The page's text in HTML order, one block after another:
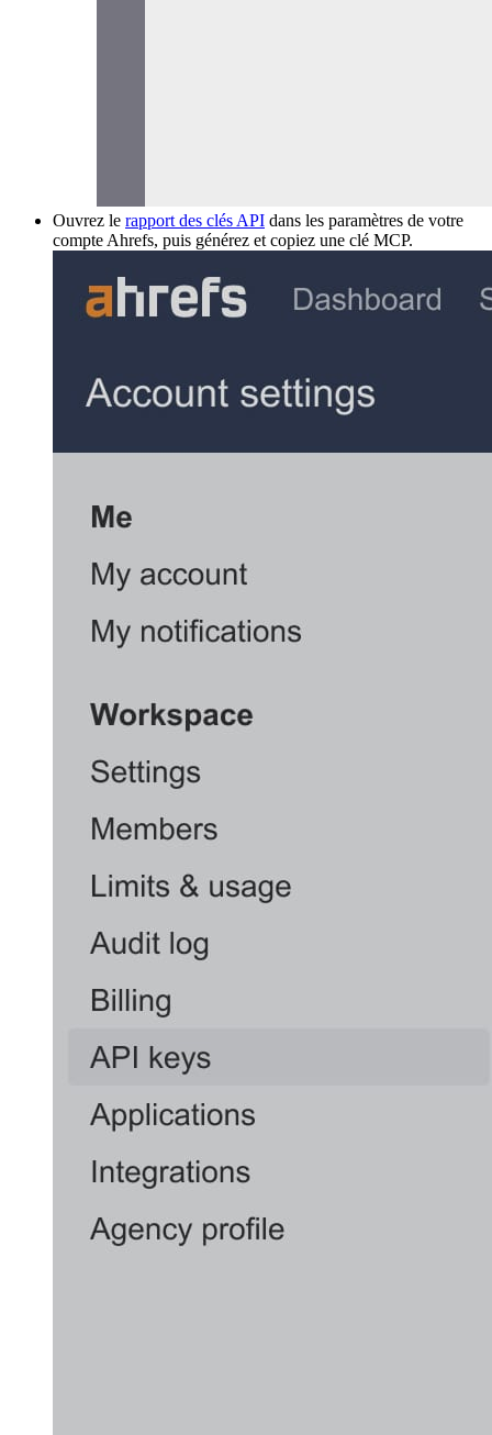
Ouvrez le rapport des clés API dans les paramètres de votre
compte Ahrefs, puis générez et copiez une clé MCP.